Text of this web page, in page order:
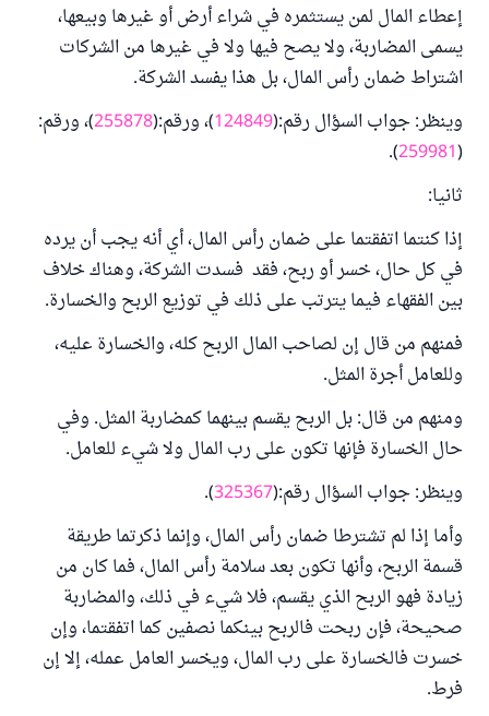
إعطاء المال لمن يستثمره في شراء أرض أو غيرها وبيعها،
يسمى المضاربة، ولا يصح فيها ولا في غيرها من الشركات
اشتراط ضمان رأس المال، بل هذا يفسد الشركة.
وينظر: جواب السؤال رقم:(124849)، ورقم:(255878)، ورقم:
(
259981
).
ثانيا:
إذا كنتما اتفقتما على ضمان رأس المال، أي أنه يجب أن يرده
في كل حال، خسر أو ربح، فقد فسدت الشركة، وهناك خلاف
بين الفقهاء فيما يترتب على ذلك في توزيع الربح والخسارة.
فمنهم من قال إن لصاحب المال الربح كله، والخسارة عليه،
وللعامل أجرة المثل.
ومنهم من قال: بل الربح يقسم بينهما كمضاربة المثل. وفي
حال الخسارة فإنها تكون على رب المال ولا شيء للعامل.
وينظر: جواب السؤال رقم:(325367
).
وأما إذا لم تشترطا ضمان رأس المال، وإنما ذكرتما طريقة
قسمة الربح، وأنها تكون بعد سلامة رأس المال، فما كان من
زيادة فهو الربح الذي يقسم، فلا شيء في ذلك، والمضاربة
صحيحة، فإن ربحت فالربح بينكما نصفين كما اتفقتما، وإن
خسرت فالخسارة على رب المال، ويخسر العامل عمله، إلا إن
فرط.